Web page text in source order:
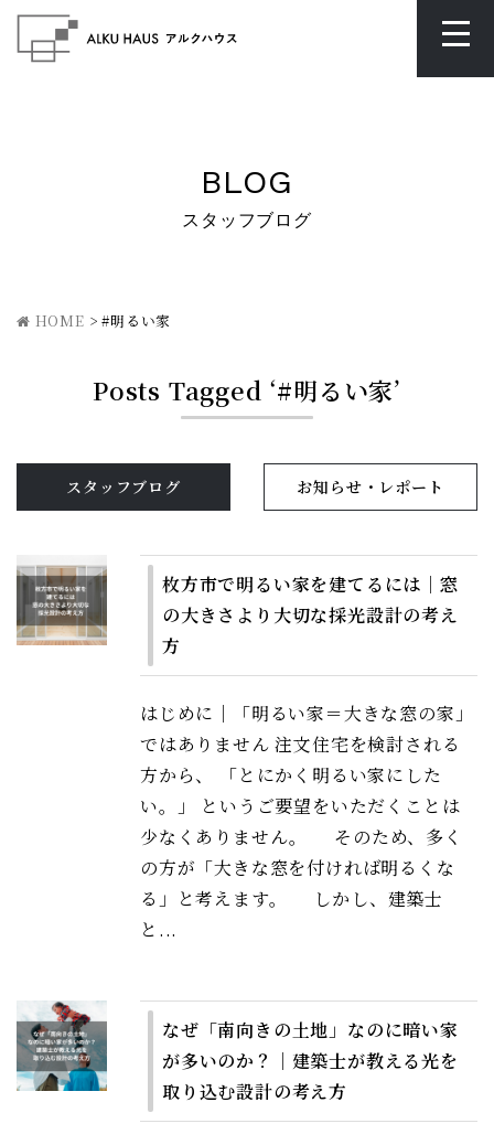
BLOG
スタッフブログ
HOME >#明るい家
Posts Tagged ‘#明るい家’
スタッフブログ お知らせ・レポート
枚方市で明るい家を建てるには｜窓
の大きさより大切な採光設計の考え
方
はじめに｜「明るい家＝大きな窓の家」
ではありません 注文住宅を検討される
方から、 「とにかく明るい家にした
い。」 というご要望をいただくことは
少なくありません。 そのため、多く
の方が「大きな窓を付ければ明るくな
る」と考えます。 しかし、建築士
と...
なぜ「南向きの土地」なのに暗い家
が多いのか？｜建築士が教える光を
取り込む設計の考え方